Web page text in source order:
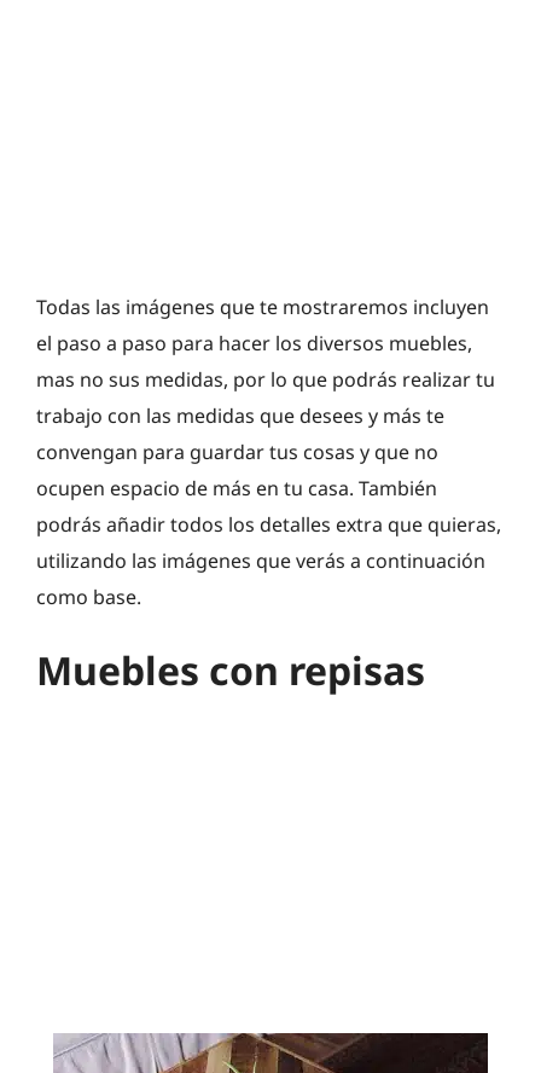
Todas las imágenes que te mostraremos incluyen
el paso a paso para hacer los diversos muebles,
mas no sus medidas, por lo que podrás realizar tu
trabajo con las medidas que desees y más te
convengan para guardar tus cosas y que no
ocupen espacio de más en tu casa. También
podrás añadir todos los detalles extra que quieras,
utilizando las imágenes que verás a continuación
como base.
Muebles con repisas